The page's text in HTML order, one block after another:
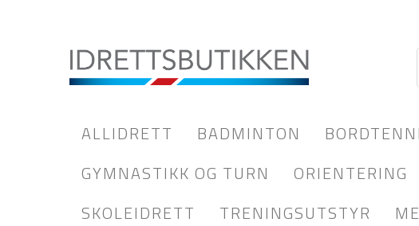
ALLIDRETT BADMINTON
GYMNASTIKK OG TURN
ORIENTERING
SKOLEIDRETT
TRENINGSUTSTYR